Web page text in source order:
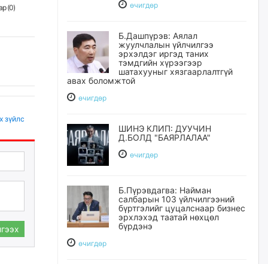
(0)
зүйлс
өчигдѳр
Б.Дашпүрэв: Аялал
жуулчлалын үйлчилгээ
эрхэлдэг иргэд таних
тэмдгийн хүрээгээр
шатахууныг хязгаарлалтгүй
авах боломжтой
өчигдѳр
ШИНЭ КЛИП: ДУУЧИН
Д.БОЛД "БАЯРЛАЛАА"
өчигдѳр
Б.Пүрэвдагва: Найман
салбарын 103 үйлчилгээний
бүртгэлийг цуцалснаар бизнес
эрхлэхэд таатай нөхцөл
бүрдэнэ
өчигдѳр